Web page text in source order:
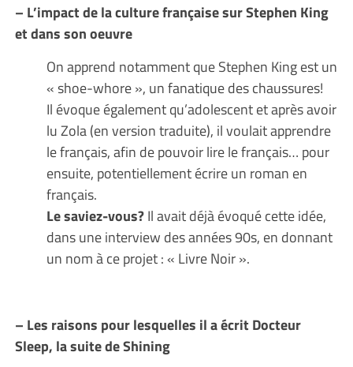
– L’impact de la culture française sur Stephen King
et dans son oeuvre
On apprend notamment que Stephen King est un
« shoe-whore », un fanatique des chaussures!
Il évoque également qu’adolescent et après avoir
lu Zola (en version traduite), il voulait apprendre
le français, afin de pouvoir lire le français… pour
ensuite, potentiellement écrire un roman en
français.
Le saviez-vous?Il avait déjà évoqué cette idée,
dans une interview des années 90s, en donnant
un nom à ce projet : « Livre Noir ».
– Les raisons pour lesquelles il a écrit Docteur
Sleep, la suite de Shining